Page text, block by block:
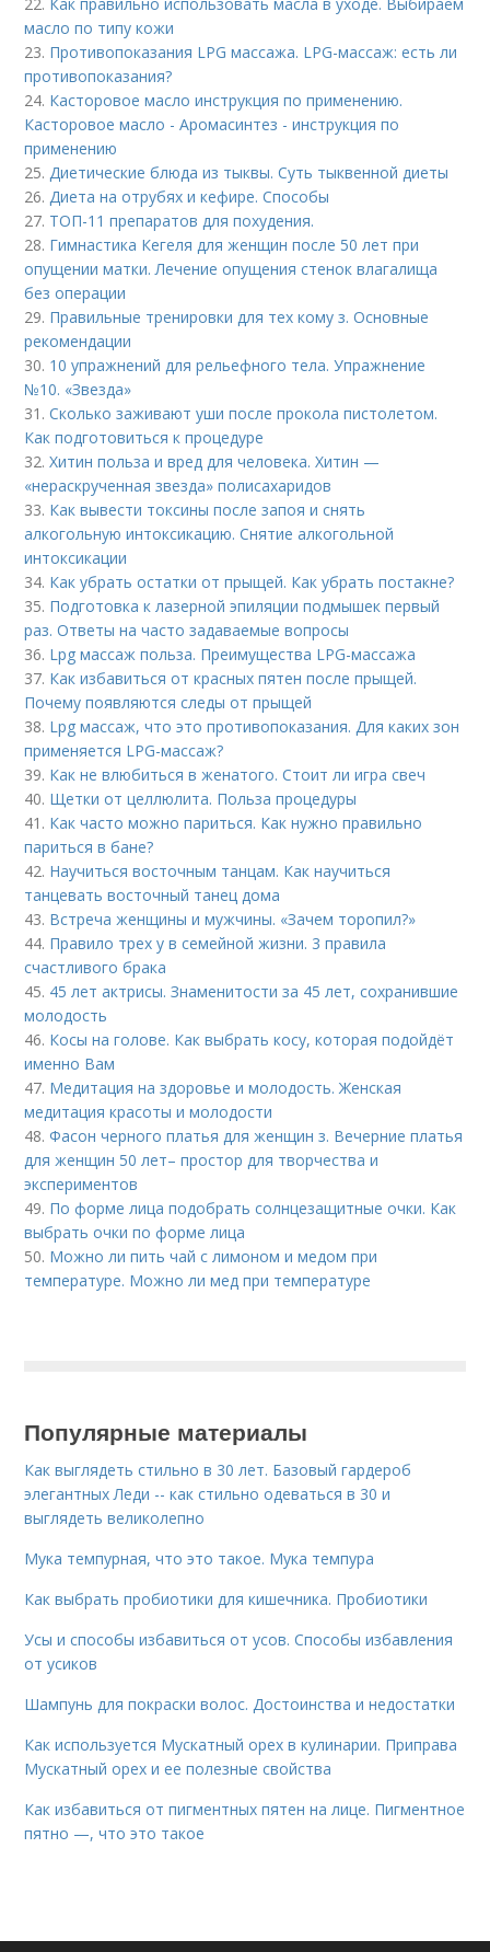
масло по типу кожи
23. Противопоказания LPG массажа. LPG-массаж: есть ли
противопоказания?
24. Касторовое масло инструкция по применению.
Касторовое масло - Аромасинтез - инструкция по
применению
25. Диетические блюда из тыквы. Суть тыквенной диеты
26. Диета на отрубях и кефире. Способы
27. ТОП-11 препаратов для похудения.
28. Гимнастика Кегеля для женщин после 50 лет при
опущении матки. Лечение опущения стенок влагалища
без операции
29. Правильные тренировки для тех кому з. Основные
рекомендации
30. 10 упражнений для рельефного тела. Упражнение
№10. «Звезда»
31.Сколько заживают уши после прокола пистолетом.
Как подготовиться к процедуре
32.Хитин польза и вред для человека. Хитин —
«нераскрученная звезда» полисахаридов
33. Как вывести токсины после запоя и снять
алкогольную интоксикацию. Снятие алкогольной
интоксикации
34. Как убрать остатки от прыщей. Как убрать постакне?
35. Подготовка к лазерной эпиляции подмышек первый
раз. Ответы на часто задаваемые вопросы
36. Lpg массаж польза. Преимущества LPG-массажа
37. Как избавиться от красных пятен после прыщей.
Почему появляются следы от прыщей
38. Lpg массаж, что это противопоказания. Для каких зон
применяется LPG-массаж?
39. Как не влюбиться в женатого. Стоит ли игра свеч
40. Щетки от целлюлита. Польза процедуры
41. Как часто можно париться. Как нужно правильно
париться в бане?
42. Научиться восточным танцам. Как научиться
танцевать восточный танец дома
43. Встреча женщины и мужчины. «Зачем торопил?»
44. Правило трех у в семейной жизни. 3 правила
счастливого брака
45. 45 лет актрисы. Знаменитости за 45 лет, сохранившие
молодость
46. Косы на голове. Как выбрать косу, которая подойдёт
именно Вам
47. Медитация на здоровье и молодость. Женская
медитация красоты и молодости
48.Фасон черного платья для женщин з. Вечерние платья
для женщин 50 лет– простор для творчества и
экспериментов
49. По форме лица подобрать солнцезащитные очки. Как
выбрать очки по форме лица
50. Можно ли пить чай с лимоном и медом при
температуре. Можно ли мед при температуре
Популярные материалы
Как выглядеть стильно в 30 лет. Базовый гардероб
элегантных Леди -- как стильно одеваться в 30 и
выглядеть великолепно
Мука темпурная, что это такое. Мука темпура
Как выбрать пробиотики для кишечника. Пробиотики
Усы и способы избавиться от усов. Способы избавления
от усиков
Шампунь для покраски волос. Достоинства и недостатки
Как используется Мускатный орех в кулинарии. Приправа
Мускатный орех и ее полезные свойства
Как избавиться от пигментных пятен на лице. Пигментное
пятно —, что это такое